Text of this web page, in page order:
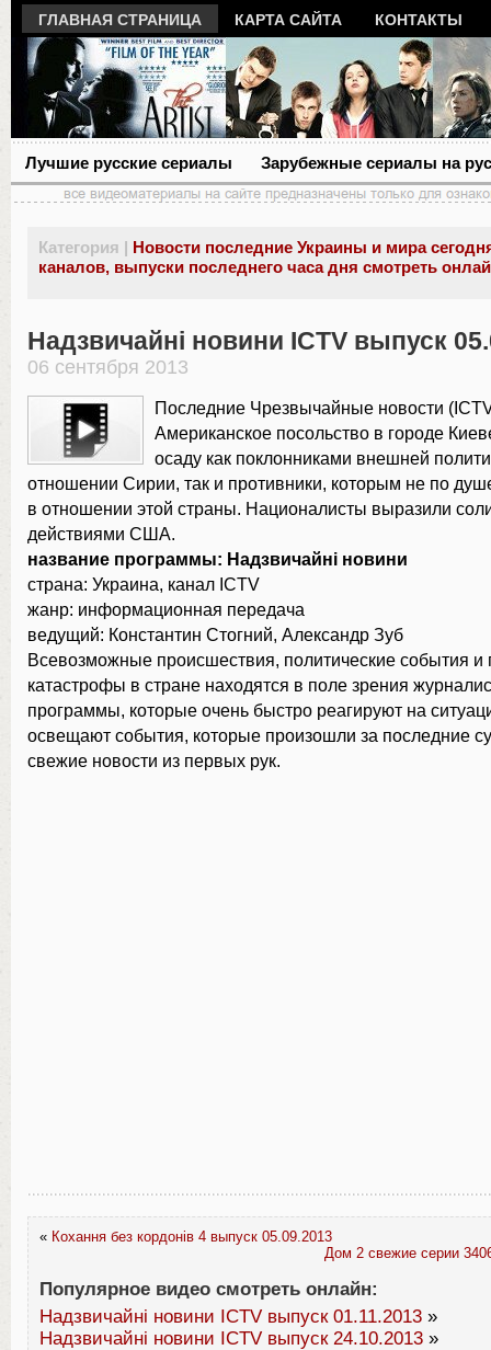
ГЛАВНАЯ СТРАНИЦА КАРТА САЙТА КОНТАКТЫ
Лучшие русские сериалы Зарубежные сериалы на
Категория | Новости последние Украины и мира
каналов, выпуски последнего часа дня смотреть
Надзвичайні новини ICTV выпуск
06 сентября 2013
Последние Чрезвычайные новости
Американское посольство в городе
осаду как поклонниками внешней
отношении Сирии, так и противники, которым не по
в отношении этой страны. Националисты выразили
действиями США.
название программы: Надзвичайні новини
страна: Украина, канал ICTV
жанр: информационная передача
ведущий: Константин Стогний, Александр Зуб
Всевозможные происшествия, политические события
катастрофы в стране находятся в поле зрения
программы, которые очень быстро реагируют на
освещают события, которые произошли за последние
свежие новости из первых рук.
« Кохання без кордонів 4 выпуск 05.09.2013
Дом 2 свежие серии
Популярное видео смотреть онлайн:
Надзвичайні новини ICTV выпуск 01.11.2013 »
Надзвичайні новини ICTV выпуск 24.10.2013 »